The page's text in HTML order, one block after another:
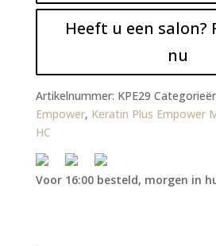
Heeft u een salon?
nu
Artikelnummer: KPE29
Empower, Keratin Plus Empower
HC
Voor 16:00 besteld, morgen in